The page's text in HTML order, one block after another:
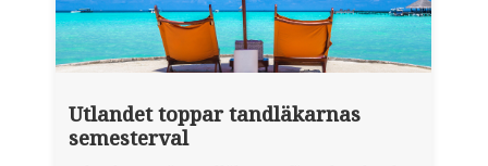
Utlandet toppar tandläkarnas
semesterval